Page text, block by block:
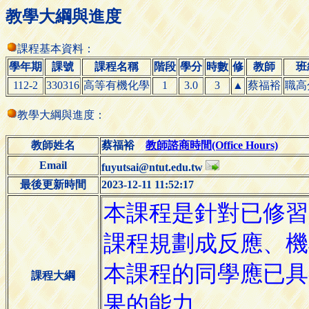
教學大綱與進度
課程基本資料：
學年期
課號 課程名稱 階段 學分 時數 修 教師
班
112-2
330316 高等有機化學 1 3.0 3 ▲ 蔡福裕 職
教學大綱與進度：
教師姓名 蔡福裕教師諮商時間(Office Hours)
Email
fuyutsai@ntut.edu.tw
最後更新時間
2023-12-11 11:52:17
課程大綱